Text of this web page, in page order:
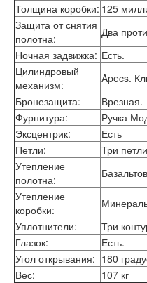
Интекрон
Интекрон
Интекрон
Интекрон
Интекрон
Интекрон
Интекрон
Интекрон
Интекрон
Интекрон
Интекрон
Интекрон
Интекрон
Интекрон
Интекрон
Интекрон
Двери АСД
Двери Ратибор
Двери Аргус
Толщина коробки: 125
Защита от снятия
полотна:
Два
Ночная задвижка: Есть.
Цилиндровый
механизм:
Apecs.
Бронезащита:
Врезная.
Фурнитура:
Ручка
Эксцентрик:
Есть
Петли:
Три
Утепление
полотна:
Утепление
коробки:
Уплотнители:
Три
Глазок:
Есть.
Угол открывания: 180
Вес: 107 кг